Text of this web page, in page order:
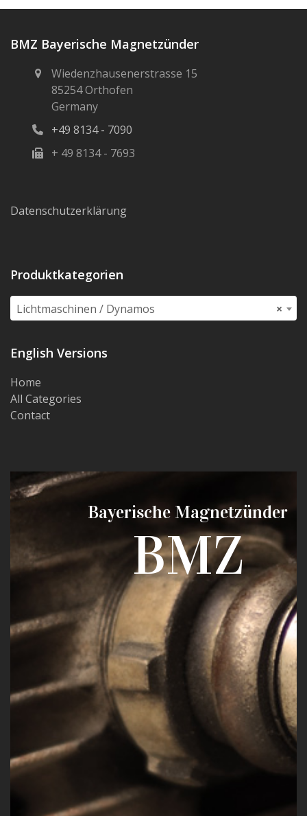
BMZ Bayerische Magnetzünder
Wiedenzhausenerstrasse 15
85254 Orthofen
Germany
+49 8134 - 7090
+ 49 8134 - 7693
Datenschutzerklärung
Produktkategorien
×
Lichtmaschinen / Dynamos
English Versions
Home
All Categories
Contact
Bayerische Magnetzünder
BMZ